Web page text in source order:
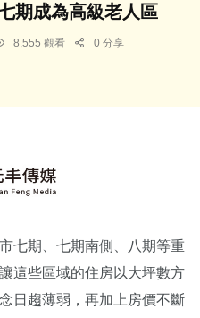
期成為高級老人區
8,555 觀看 0 分享
七期、七期南側、八期等重
這些區域的住房以大坪數方
日趨薄弱，再加上房價不斷